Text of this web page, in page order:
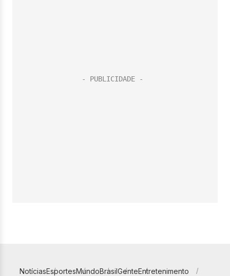
NotíciasEsportesMundoBrasilGenteEntretenimento